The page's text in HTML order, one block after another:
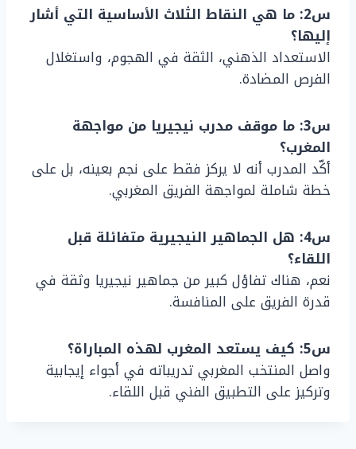
س2: ما هي النقاط الثلاث الأساسية التي أشار
إليها؟
الاستعداد الذهني، الثقة في الهجوم، واستغلال
الفرص المضادة.
س3: ما موقف مدرب نيجيريا من مواجهة
المغرب؟
أكّد المدرب أنه لا يركز فقط على نجم بعينه، بل على
خطة شاملة لمواجهة الفريق المغربي.
س4: هل الجماهير النيجيرية متفائلة قبل
اللقاء؟
نعم، هناك تفاؤل كبير من جماهير نيجيريا وثقة في
قدرة الفريق على المنافسة.
س5: كيف يستعد المغرب لهذه المباراة؟
واصل المنتخب المغربي تدريباته في أجواء إيجابية
وتركيز على التطبيق الفني قبل اللقاء.